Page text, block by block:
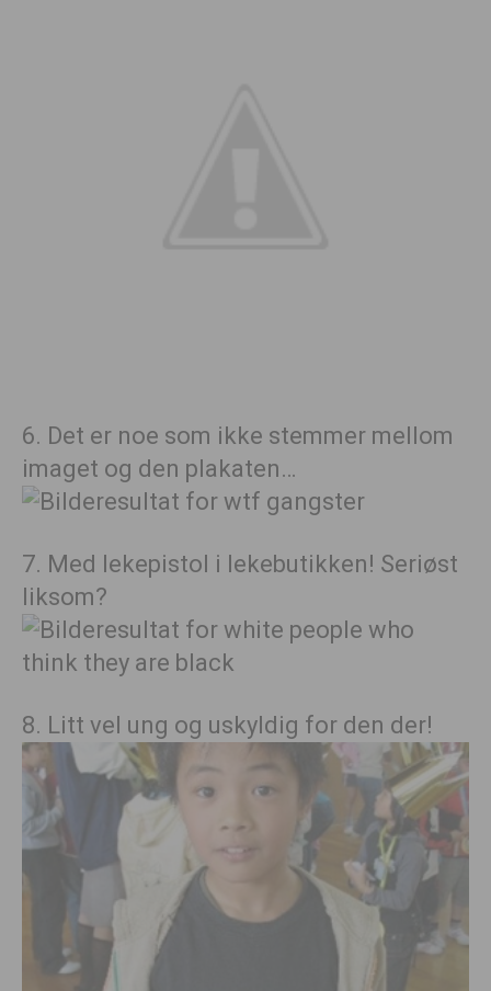
6. Det er noe som ikke stemmer mellom
imaget og den plakaten…
7. Med lekepistol i lekebutikken! Seriøst
liksom?
8. Litt vel ung og uskyldig for den der!